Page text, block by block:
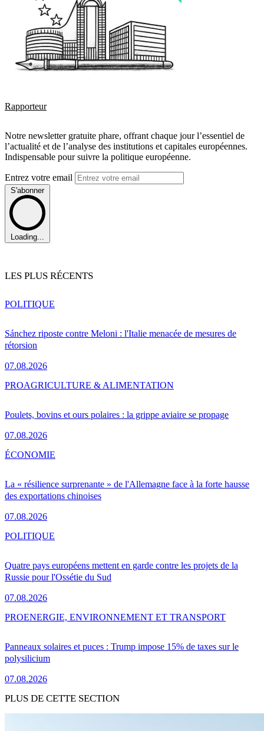
Rapporteur
Notre newsletter gratuite phare, offrant chaque jour l’essentiel de
l’actualité et de l’analyse des institutions et capitales européennes.
Indispensable pour suivre la politique européenne.
Entrez votre email
S'abonner
Loading...
LES PLUS RÉCENTS
Sánchez riposte contre Meloni : l'Italie menacée de mesures de
rétorsion
07.08.2026
POLITIQUE
Poulets, bovins et ours polaires : la grippe aviaire se propage
07.08.2026
PROAGRICULTURE & ALIMENTATION
La « résilience surprenante » de l'Allemagne face à la forte hausse
des exportations chinoises
07.08.2026
ÉCONOMIE
Quatre pays européens mettent en garde contre les projets de la
Russie pour l'Ossétie du Sud
07.08.2026
POLITIQUE
Panneaux solaires et puces : Trump impose 15% de taxes sur le
polysilicium
07.08.2026
PROENERGIE, ENVIRONNEMENT ET TRANSPORT
PLUS DE CETTE SECTION